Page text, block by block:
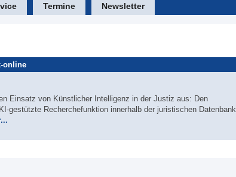
Termine Newsletter
online
Einsatz von Künstlicher Intelligenz in der Justiz aus: Den
gestützte Recherchefunktion innerhalb der juristischen Datenbank